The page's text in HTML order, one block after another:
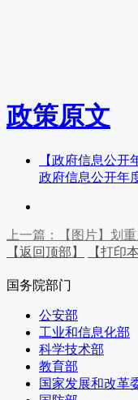
政策原文
【政府信息公
政府信息公开年
上一篇：【图片】划
【返回顶部】
【打印
国务院部门
公安部
工业和信息化部
科学技术部
教育部
国家发展和改革